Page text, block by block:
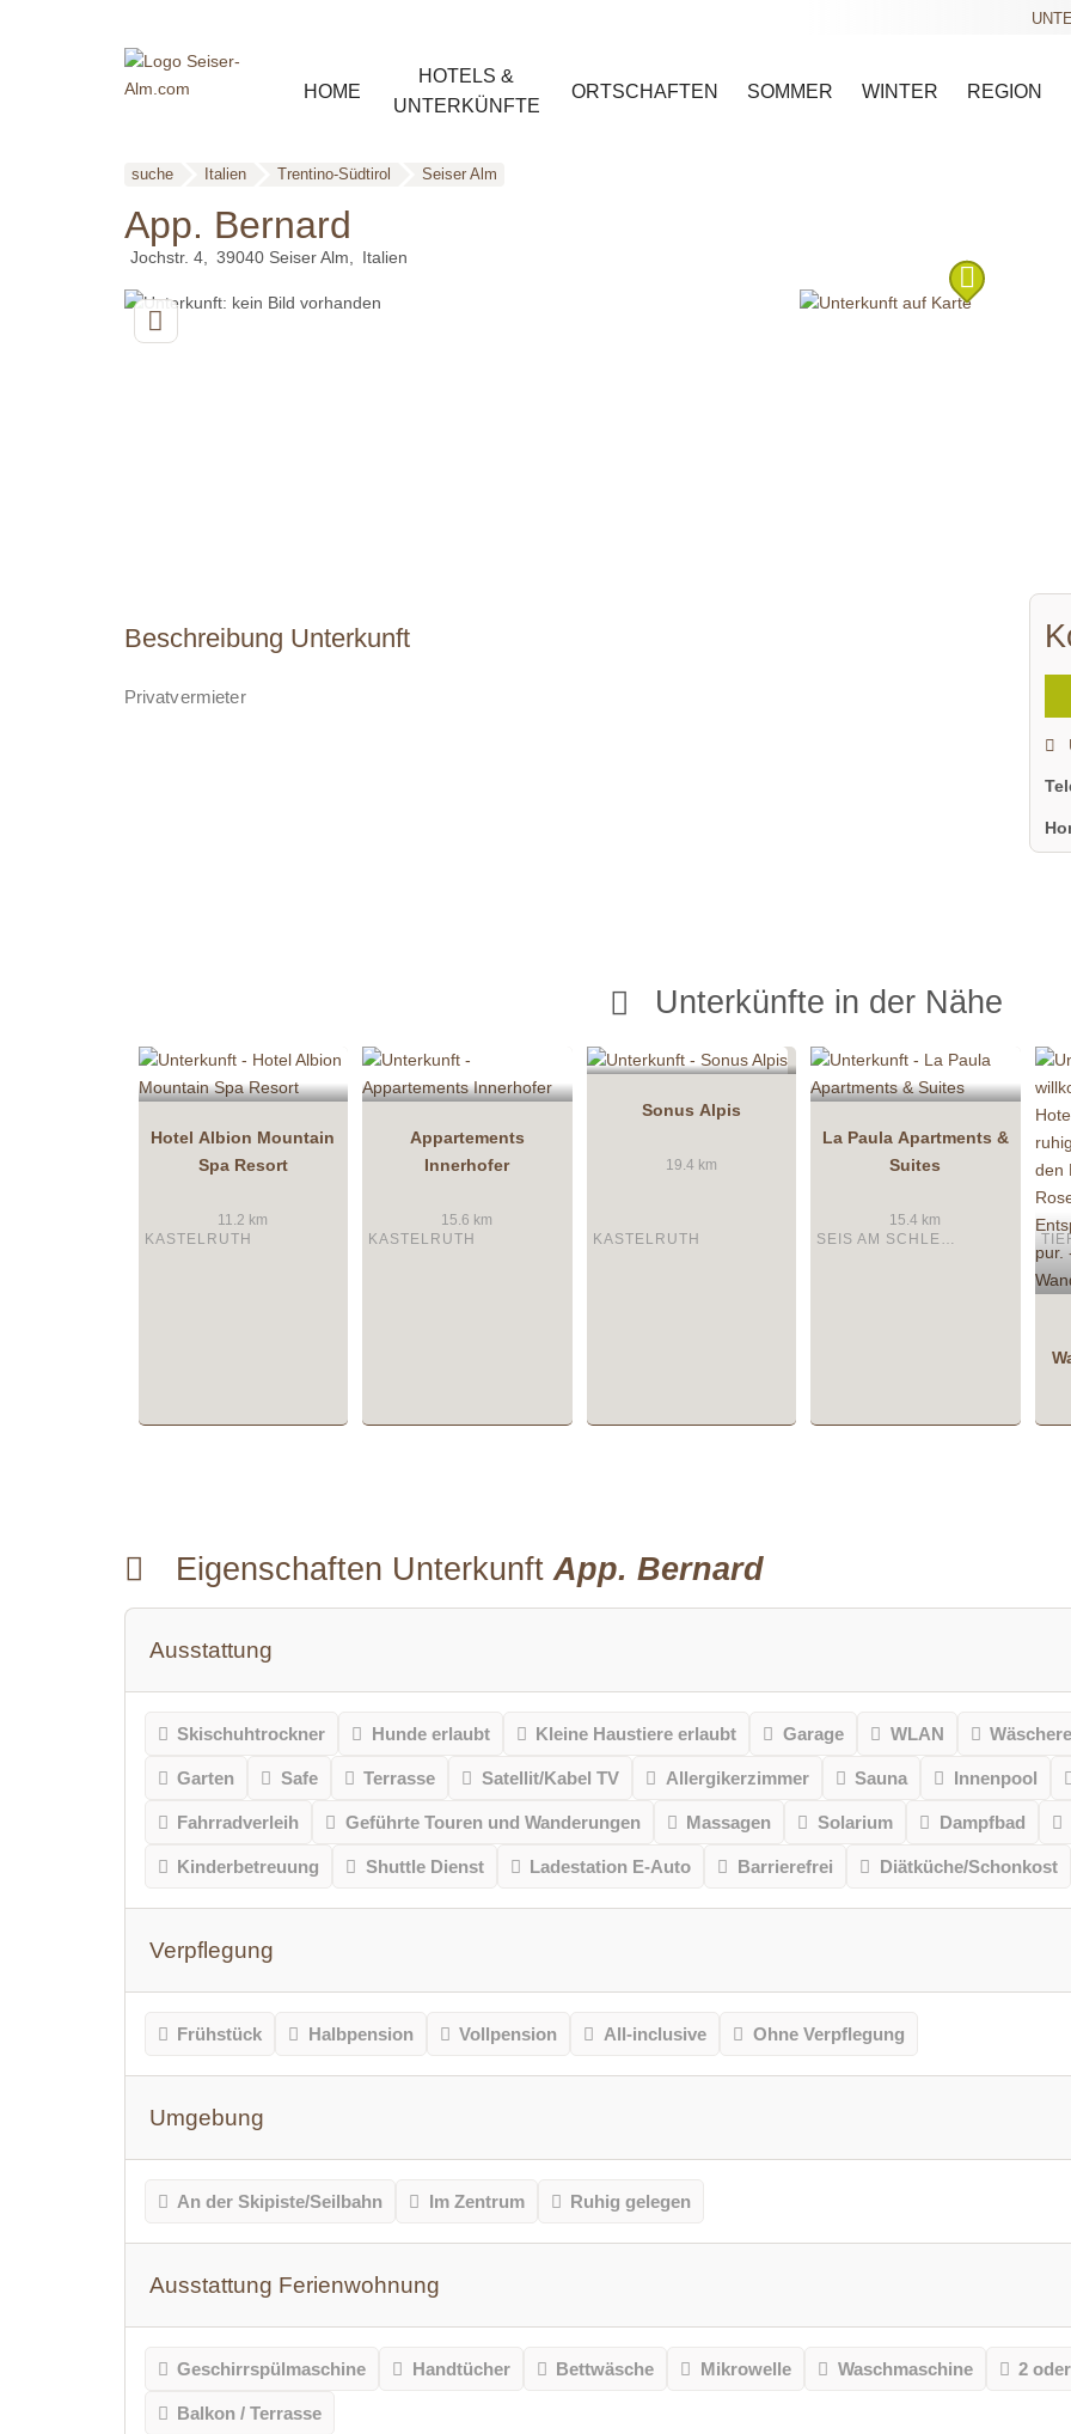
HOME
HOTELS &
UNTERKÜNFTE
ORTSCHAFTEN SOMMER WINTER REGION
suche Italien Trentino-Südtirol Seiser Alm
App. Bernard
Jochstr. 4 39040 Seiser Alm Italien
Beschreibung Unterkunft
Privatvermieter
Unterkünfte in der Nähe
Hotel Albion Mountain
Spa Resort
KASTELRUTH
11.2 km
Appartements
Innerhofer
KASTELRUTH
15.6 km
Sonus Alpis
KASTELRUTH
19.4 km
La Paula Apartments &
Suites
SEIS AM SCHLERN
15.4 km
Eigenschaften UnterkunftApp. Bernard
Ausstattung
Skischuhtrockner Hunde erlaubt Kleine Haustiere erlaubt Garage WLAN
Garten Safe Terrasse Satellit/Kabel TV Allergikerzimmer Sauna Innenpool
Fahrradverleih Geführte Touren und Wanderungen Massagen Solarium Dampfbad
Kinderbetreuung Shuttle Dienst Ladestation E-Auto Barrierefrei Diätküche/Schonkost
Verpflegung
Frühstück Halbpension Vollpension All-inclusive Ohne Verpflegung
Umgebung
An der Skipiste/Seilbahn Im Zentrum Ruhig gelegen
Ausstattung Ferienwohnung
Geschirrspülmaschine Handtücher Bettwäsche Mikrowelle Waschmaschine 2
Balkon / Terrasse